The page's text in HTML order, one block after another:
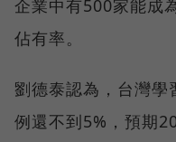
企業中有500家能成
佔有率。
劉德泰認為，台灣學
例還不到5%，預期